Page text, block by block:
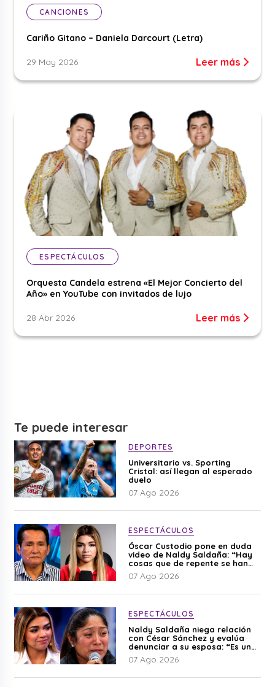
CANCIONES
Cariño Gitano – Daniela Darcourt (Letra)
29 May 2026 Leer más
ESPECTÁCULOS
Orquesta Candela estrena «El Mejor Concierto del
Año» en YouTube con invitados de lujo
28 Abr 2026 Leer más
Te puede interesar
DEPORTES
Universitario vs. Sporting
Cristal: así llegan al esperado
duelo
07 Ago 2026
ESPECTÁCULOS
Óscar Custodio pone en duda
video de Naldy Saldaña: “Hay
cosas que de repente se han
editado”
07 Ago 2026
ESPECTÁCULOS
Naldy Saldaña niega relación
con César Sánchez y evalúa
denunciar a su esposa: “Es una
difamación”
07 Ago 2026